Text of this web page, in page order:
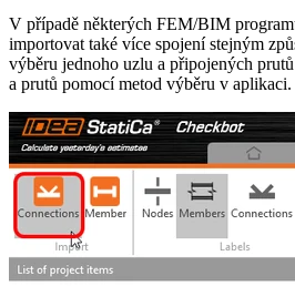
V případě některých FEM/BIM
importovat také více spojení stejným
výběru jednoho uzlu a připojených
a prutů pomocí metod výběru v aplikaci.